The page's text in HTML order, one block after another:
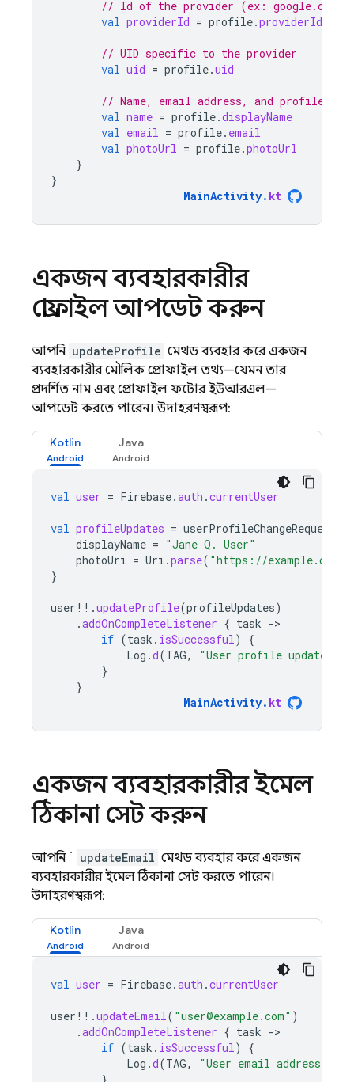
// Id of the provider (ex: google.com)
val providerId = profile.providerId
// UID specific to the provider
val uid = profile.uid
// Name, email address, and profile
val name = profile.displayName
val email = profile. email
val photoUrl = profile.photoUrl
}
}
MainActivity. kt
একজন ব্যবহারকারীর
প্রোফাইল আপডেট করুন
আপনি updateProfile মেথড ব্যবহার করে একজন
ব্যবহারকারীর মৌলিক প্রোফাইল তথ্য—যেমন তার
প্রদর্শিত নাম এবং প্রোফাইল ফটোর ইউআরএল—
আপডেট করতে পারেন। উদাহরণস্বরূপ:
Kotlin Java
val user = Firebase.auth .currentUser
val profileUpdates = userProfileChangeRequest
displayName = "Jane Q. User"
photoUri = Uri .parse( "https://
}
user !! .updateProfile(profileUpdates)
.addOnCompleteListener { task -
if (task . isSuccessful)
{
Log .d(TAG, "User profile updated."
}
}
MainActivity. kt
একজন ব্যবহারকারীর ইমেল
ঠিকানা সেট করুন
আপনি ` updateEmail মেথড ব্যবহার করে একজন
ব্যবহারকারীর ইমেল ঠিকানা সেট করতে পারেন।
উদাহরণস্বরূপ:
Kotlin Java
val user = Firebase.auth .currentUser
user !! .updateEmail( "user@example.com" )
.addOnCompleteListener { task -
if (task . isSuccessful)
{
Log .d(TAG,
"User email address